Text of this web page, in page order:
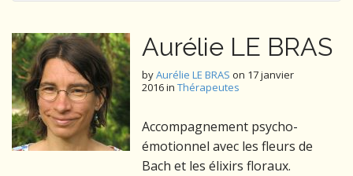
Aurélie LE BRAS
byAurélie LE BRAS on 17 janvier
2016in Thérapeutes
Accompagnement psycho-
émotionnel avec les fleurs de
Bach et les élixirs floraux.